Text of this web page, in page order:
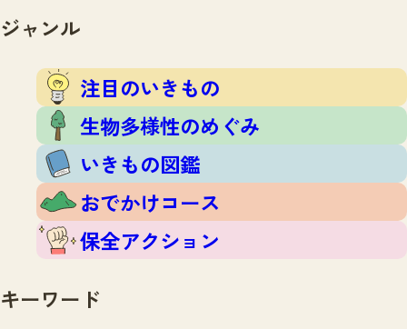
保全アクション
調査結果
ふくおかいきものマップ
マッチング
マッチングTOP
掲載申し込みフォーム
お問合せ
ジャンル
注目のいきもの
生物多様性のめぐみ
いきもの図鑑
おでかけコース
保全アクション
キーワード